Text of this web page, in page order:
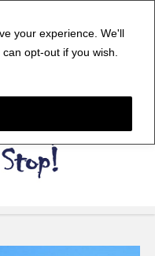
your experience. We'll
opt-out if you wish.